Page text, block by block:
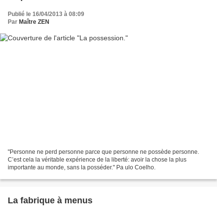
Publié le 16/04/2013 à 08:09
Par Maître ZEN
"Personne ne perd personne parce que personne ne possède personne.
C’est cela la véritable expérience de la liberté: avoir la chose la plus
importante au monde, sans la posséder." Pa ulo Coelho.
La fabrique à menus